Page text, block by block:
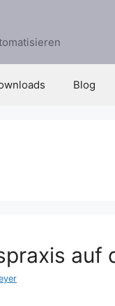
Blog
auf